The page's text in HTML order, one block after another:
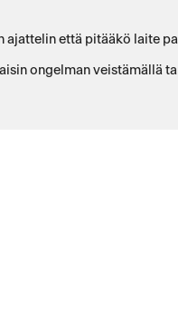
että pitääkö laite
ongelman veistämällä